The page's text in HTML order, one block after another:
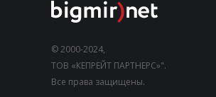
© 2000-2024,
ТОВ «КЕПРЕЙТ ПАРТНЕРС»".
Все права защищены.